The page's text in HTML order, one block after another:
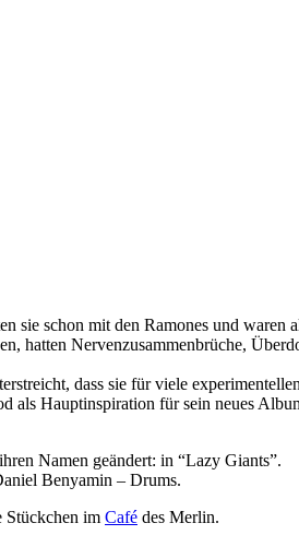
schon mit den Ramones und waren
hatten Nervenzusammenbrüche,
dass sie für viele
Hauptinspiration für sein neues
Namen geändert: in “Lazy Giants”.
Benyamin – Drums.
Stückchen im Café des Merlin.